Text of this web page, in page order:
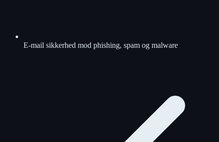
E-mail sikkerhed mod phishing, spam og malware